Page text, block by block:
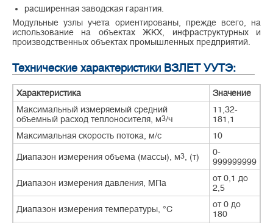
расширенная заводская гарантия.
Модульные узлы учета ориентированы, прежде всего, на
использование на объектах ЖКХ, инфраструктурных и
производственных объектах промышленных предприятий.
Технические характеристики ВЗЛЕТ УУТЭ:
Характеристика
Значение
Максимальный измеряемый средний
объемный расход теплоносителя, м3/ч
11,32-
181,1
Максимальная скорость потока, м/с
10
Диапазон измерения объема (массы), м3 , (т)
0-
999999999
Диапазон измерения давления, МПа
от 0,1 до
2,5
Диапазон измерения температуры, °С
от 0 до
180